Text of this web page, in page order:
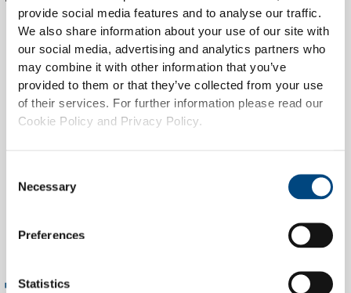
provide social media features and to analyse our traffic.
We also share information about your use of our site with
our social media, advertising and analytics partners who
may combine it with other information that you’ve
provided to them or that they’ve collected from your use
of their services. For further information please read our
Cookie Policy and Privacy Policy.
Selection
Necessary
Preferences
Statistics
Tarjoaa vierailijoille mobiilikäyttöliittymän
tuotteiden nopeaan löytämiseen ja suosikkien
tallentamiseen
Tukee suoraa tilausrekisteröintiä
messualueella
Integroituu täysin WinTreen toimittajille, mikä
Toimittaa järjestäjille reaaliaikaisia tilastoja
logistiseen ja kaupalliseen optimointiin